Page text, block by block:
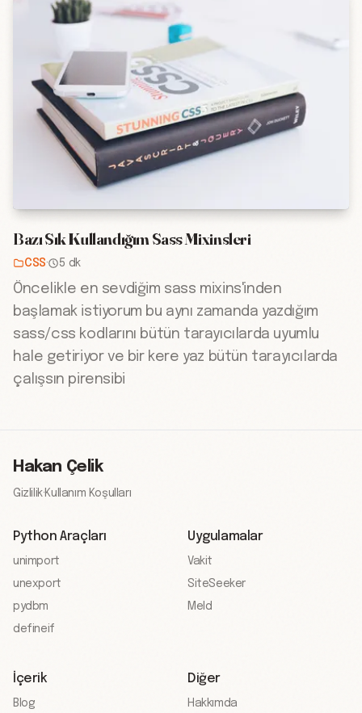
Bazı Sık Kullandığım Sass Mixinsleri
CSS· 5 dk
Öncelikle en sevdiğim sass mixins'inden
başlamak istiyorum bu aynı zamanda yazdığım
sass/css kodlarını bütün tarayıcılarda uyumlu
hale getiriyor ve bir kere yaz bütün tarayıcılarda
çalışsın pirensibi
Hakan Çelik
Gizlilik·Kullanım Koşulları
Python Araçları
unimport
unexport
pydbm
defineif
Uygulamalar
Vakit
SiteSeeker
Meld
İçerik
Blog
Diğer
Hakkımda